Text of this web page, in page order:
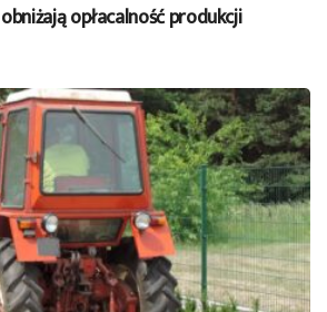
opłacalność produkcji